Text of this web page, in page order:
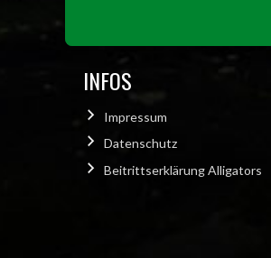
INFOS
Impressum
Datenschutz
Beitrittserklärung Alligators